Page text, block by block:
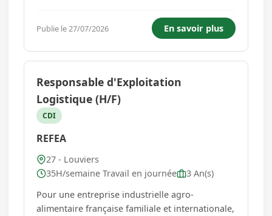
souhaitant créer leur activité de conseiller
immobilier indépendant. Missions principales :
- Prospection et développeme...
Publie le 27/07/2026 En savoir plus
Responsable d'Exploitation
Logistique (H/F)
CDI
REFEA
27 - Louviers
35H/semaine Travail en journée
3 An(s)
Pour une entreprise industrielle agro-
alimentaire française familiale et internationale,